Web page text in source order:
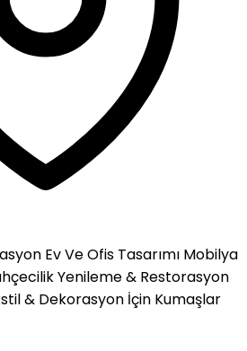
Ev Ve Ofis Tasarımı Mobilya
Yenileme & Restorasyon
& Dekorasyon İçin Kumaşlar